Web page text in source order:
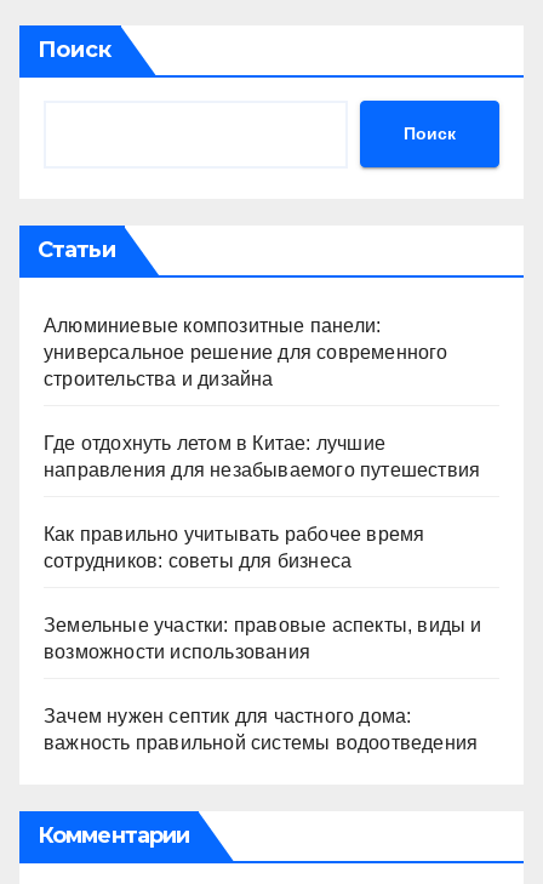
Поиск
Поиск
Статьи
Алюминиевые композитные панели:
универсальное решение для современного
строительства и дизайна
Где отдохнуть летом в Китае: лучшие
направления для незабываемого путешествия
Как правильно учитывать рабочее время
сотрудников: советы для бизнеса
Земельные участки: правовые аспекты, виды и
возможности использования
Зачем нужен септик для частного дома:
важность правильной системы водоотведения
Комментарии